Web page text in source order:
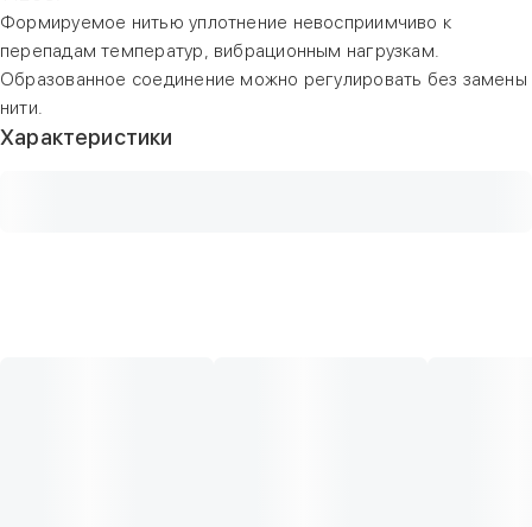
Формируемое нитью уплотнение невосприимчиво к
перепадам температур, вибрационным нагрузкам.
Образованное соединение можно регулировать без замены
нити.
Характеристики